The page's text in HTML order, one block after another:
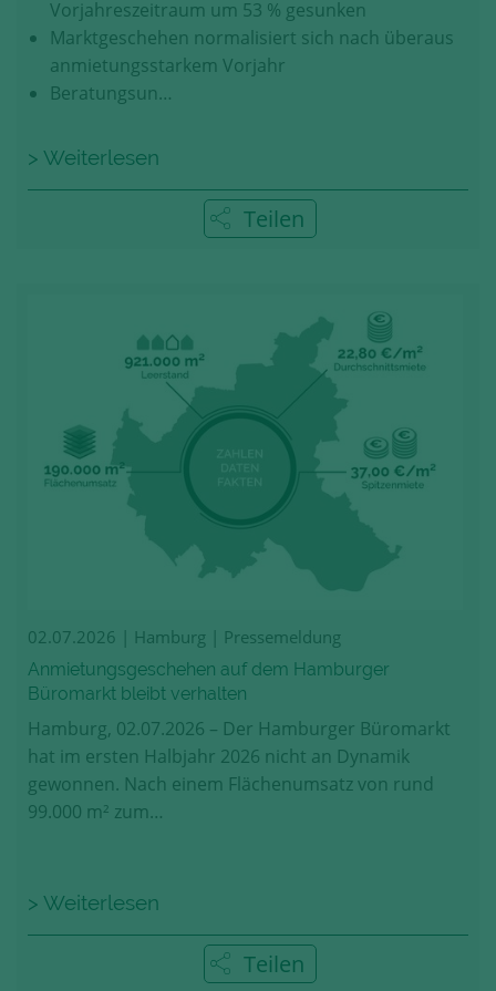
Vorjahreszeitraum um 53 % gesunken
Marktgeschehen normalisiert sich nach überaus
anmietungsstarkem Vorjahr
Beratungsun…
> Weiterlesen
Teilen
02.07.2026 | Hamburg | Pressemeldung
Anmietungsgeschehen auf dem Hamburger
Büromarkt bleibt verhalten
Hamburg, 02.07.2026 – Der Hamburger Büromarkt
hat im ersten Halbjahr 2026 nicht an Dynamik
gewonnen. Nach einem Flächenumsatz von rund
99.000 m² zum…
> Weiterlesen
Teilen